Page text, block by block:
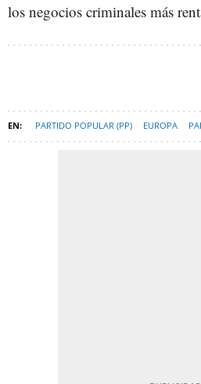
los negocios criminales más
PARTIDO POPULAR (PP) EUROPA